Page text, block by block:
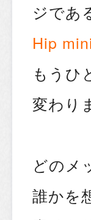
ジであ
Hip mini
もうひ
変わり
どのメ
誰かを